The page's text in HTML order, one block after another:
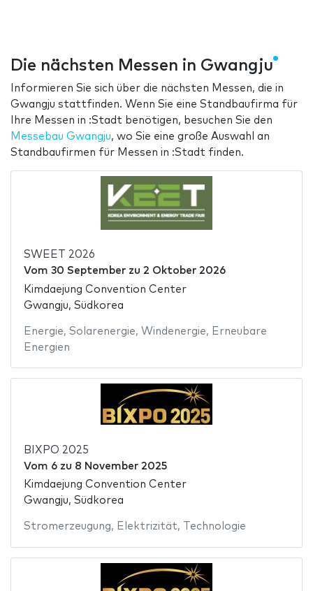
Die nächsten Messen in Gwangju
Informieren Sie sich über die nächsten Messen, die in
Gwangju stattfinden. Wenn Sie eine Standbaufirma für
Ihre Messen in :Stadt benötigen, besuchen Sie den
Messebau Gwangju, wo Sie eine große Auswahl an
Standbaufirmen für Messen in :Stadt finden.
SWEET 2026
Vom 30 Septemberzu 2 Oktober 2026
Kimdaejung Convention Center
Gwangju, Südkorea
Energie, Solarenergie, Windenergie, Erneubare
Energien
BIXPO 2025
Vom 6zu 8 November 2025
Kimdaejung Convention Center
Gwangju, Südkorea
Stromerzeugung, Elektrizität, Technologie